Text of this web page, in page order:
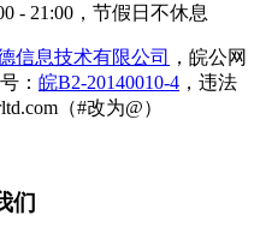
- 21:00，节假日不休息
信息技术有限公司
，皖公网
： 皖B2-20140010-4 ，违法
（#改为@）
们